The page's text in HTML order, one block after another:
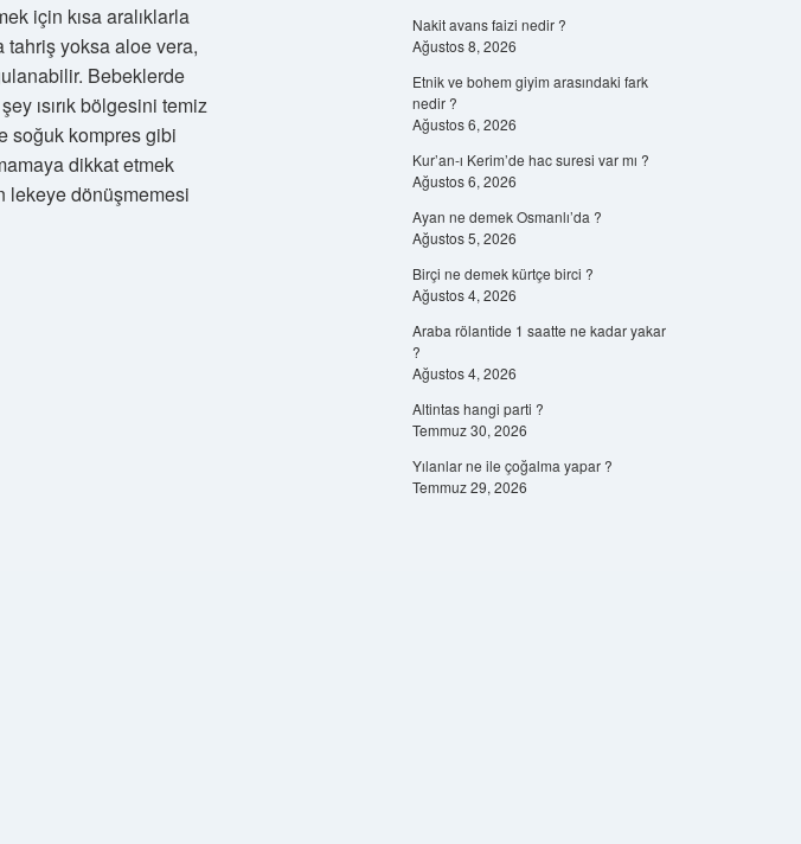
için kısa aralıklarla
tahriş yoksa aloe vera,
Bebeklerde
ısırık bölgesini temiz
soğuk kompres gibi
dikkat etmek
lekeye dönüşmemesi
Nakit avans faizi nedir ?
Ağustos 8, 2026
Etnik ve bohem giyim arasındaki fark
nedir ?
Ağustos 6, 2026
Kur’an-ı Kerim’de hac suresi var mı ?
Ağustos 6, 2026
Ayan ne demek Osmanlı’da ?
Ağustos 5, 2026
Birçi ne demek kürtçe birci ?
Ağustos 4, 2026
Araba rölantide 1 saatte ne kadar yakar
?
Ağustos 4, 2026
Altintas hangi parti ?
Temmuz 30, 2026
Yılanlar ne ile çoğalma yapar ?
Temmuz 29, 2026